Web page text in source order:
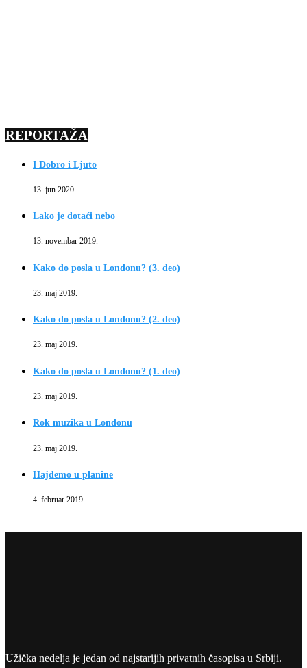
REPORTAŽA
I Dobro i Ljuto
13. jun 2020.
Lako je dotaći nebo
13. novembar 2019.
Kako do posla u Londonu? (3. deo)
23. maj 2019.
Kako do posla u Londonu? (2. deo)
23. maj 2019.
Kako do posla u Londonu? (1. deo)
23. maj 2019.
Rok muzika u Londonu
23. maj 2019.
Hajdemo u planine
4. februar 2019.
Užička nedelja je jedan od najstarijih privatnih časopisa u Srbiji.